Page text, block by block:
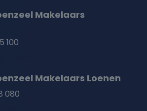
Makelaars
100
Makelaars Loenen
080